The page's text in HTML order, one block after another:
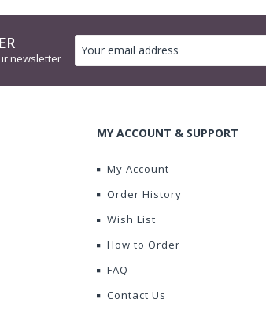
newsletter
MY ACCOUNT & SUPPORT
My Account
Order History
Wish List
How to Order
FAQ
Contact Us